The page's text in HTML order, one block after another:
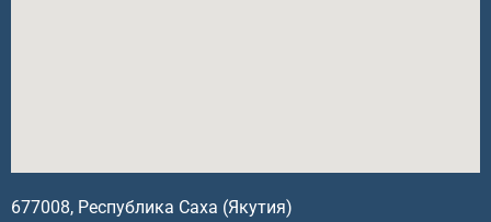
677008, Республика Саха (Якутия)